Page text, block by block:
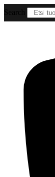
sisältöön
Search